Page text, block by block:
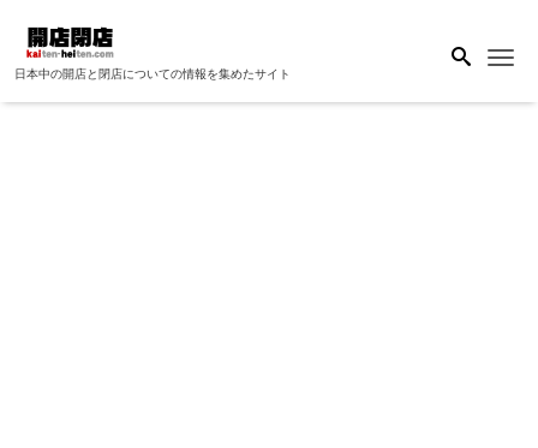
日本中の開店と閉店についての情報を集めたサイト